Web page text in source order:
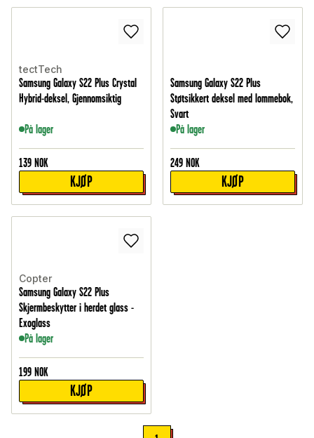
tectTech
Samsung Galaxy S22 Plus Crystal
Hybrid-deksel, Gjennomsiktig
På lager
139 NOK
KJØP
Samsung Galaxy S22 Plus
Støtsikkert deksel med lommebok,
Svart
På lager
249 NOK
KJØP
Copter
Samsung Galaxy S22 Plus
Skjermbeskytter i herdet glass -
Exoglass
På lager
199 NOK
KJØP